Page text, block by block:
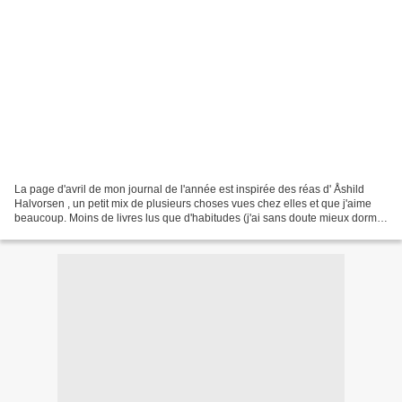
La page d'avril de mon journal de l'année est inspirée des réas d' Åshild
Halvorsen , un petit mix de plusieurs choses vues chez elles et que j'aime
beaucoup. Moins de livres lus que d'habitudes (j'ai sans doute mieux dormi)